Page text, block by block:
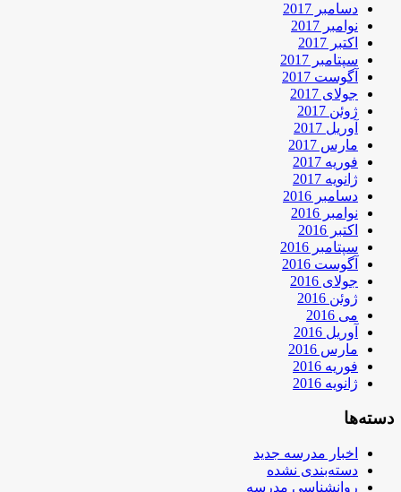
دسامبر 2017
نوامبر 2017
اکتبر 2017
سپتامبر 2017
آگوست 2017
جولای 2017
ژوئن 2017
آوریل 2017
مارس 2017
فوریه 2017
ژانویه 2017
دسامبر 2016
نوامبر 2016
اکتبر 2016
سپتامبر 2016
آگوست 2016
جولای 2016
ژوئن 2016
می 2016
آوریل 2016
مارس 2016
فوریه 2016
ژانویه 2016
دسته‌ها
اخبار مدرسه جدید
دسته‌بندی نشده
روانشناسی مدرسه